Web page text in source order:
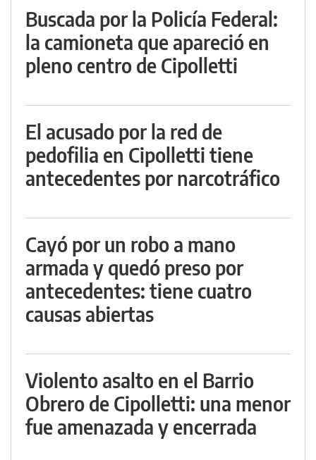
Buscada por la Policía Federal:
la camioneta que apareció en
pleno centro de Cipolletti
El acusado por la red de
pedofilia en Cipolletti tiene
antecedentes por narcotráfico
Cayó por un robo a mano
armada y quedó preso por
antecedentes: tiene cuatro
causas abiertas
Violento asalto en el Barrio
Obrero de Cipolletti: una menor
fue amenazada y encerrada